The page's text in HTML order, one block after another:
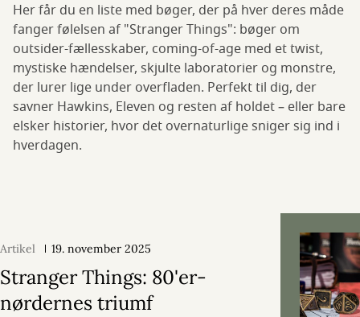
Her får du en liste med bøger, der på hver deres måde
fanger følelsen af "Stranger Things": bøger om
outsider-fællesskaber, coming-of-age med et twist,
mystiske hændelser, skjulte laboratorier og monstre,
der lurer lige under overfladen. Perfekt til dig, der
savner Hawkins, Eleven og resten af holdet – eller bare
elsker historier, hvor det overnaturlige sniger sig ind i
hverdagen.
Artikel 19. november 2025
Stranger Things: 80'er-
nørdernes triumf